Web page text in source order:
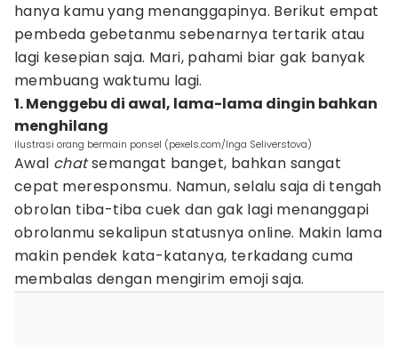
hanya kamu yang menanggapinya. Berikut empat
pembeda gebetanmu sebenarnya tertarik atau
lagi kesepian saja. Mari, pahami biar gak banyak
membuang waktumu lagi.
1. Menggebu di awal, lama-lama dingin bahkan
menghilang
ilustrasi orang bermain ponsel (pexels.com/Inga Seliverstova)
Awal chatsemangat banget, bahkan sangat
cepat meresponsmu. Namun, selalu saja di tengah
obrolan tiba-tiba cuek dan gak lagi menanggapi
obrolanmu sekalipun statusnya online. Makin lama
makin pendek kata-katanya, terkadang cuma
membalas dengan mengirim emoji saja.